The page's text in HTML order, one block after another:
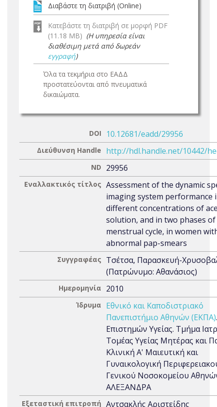
Διαβάστε τη διατριβή (Online)
Κατεβάστε τη διατριβή σε μορφή PDF
(11.18 MB) (Η υπηρεσία είναι
διαθέσιμη μετά από δωρεάν
εγγραφή)
Όλα τα τεκμήρια στο ΕΑΔΔ
προστατεύονται από πνευματικά
δικαιώματα.
DOI 10.12681/eadd/29956
Διεύθυνση Handle http://hdl.handle.net/10442/
ND 29956
Εναλλακτικός τίτλος Assessment of the dynamic
imaging system performance
different concentrations of
solution, and in two phases of
menstrual cycle, in women
abnormal pap-smears
Συγγραφέας Τσέτσα, Παρασκευή-
(Πατρώνυμο: Αθανάσιος)
Ημερομηνία 2010
Ίδρυμα
Εθνικό και Καποδιστριακό
Πανεπιστήμιο Αθηνών (ΕΚΠΑ)
Επιστημών Υγείας. Τμήμα
Τομέας Υγείας Μητέρας και
Κλινική Α' Μαιευτική και
Γυναικολογική
Γενικού Νοσοκομείου
ΑΛΕΞΑΝΔΡΑ
Εξεταστική επιτροπή Αντσακλής Αριστείδης